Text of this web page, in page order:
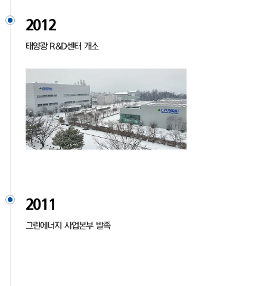
2012
태양광 R&D센터 개소
2011
그린에너지 사업본부 발족